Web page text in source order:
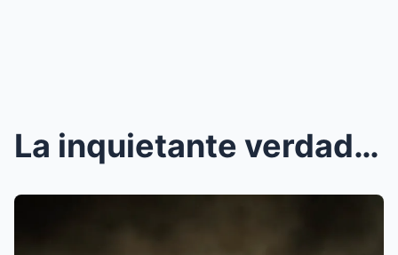
La inquietante verdad detrás de la serpiente del G...